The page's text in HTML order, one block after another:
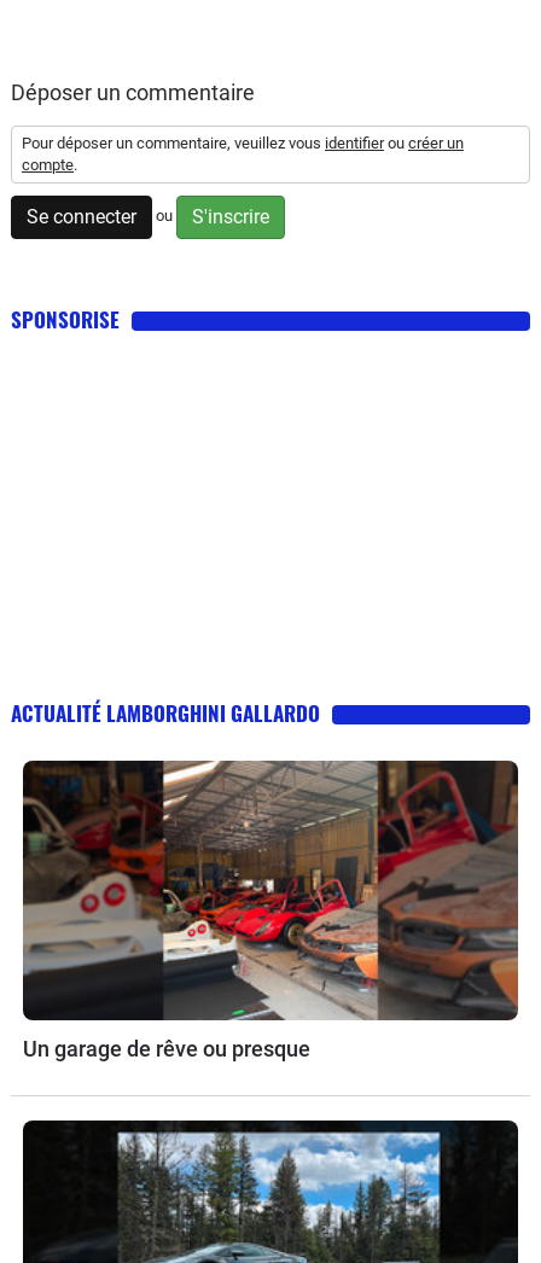
Déposer un commentaire
Pour déposer un commentaire, veuillez vous identifierou créer un
compte.
Se connecter ou S'inscrire
SPONSORISE
ACTUALITÉ LAMBORGHINI GALLARDO
Un garage de rêve ou presque